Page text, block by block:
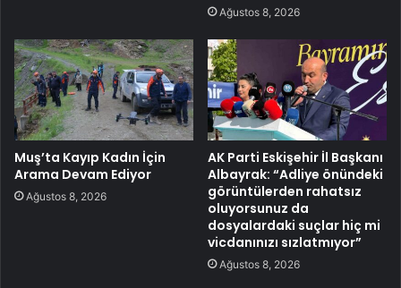
Ağustos 8, 2026
Muş’ta Kayıp Kadın İçin
Arama Devam Ediyor
Ağustos 8, 2026
AK Parti Eskişehir İl Başkanı
Albayrak: “Adliye önündeki
görüntülerden rahatsız
oluyorsunuz da
dosyalardaki suçlar hiç mi
vicdanınızı sızlatmıyor”
Ağustos 8, 2026